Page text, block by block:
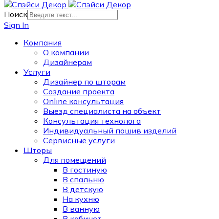
Поиск
Sign In
Компания
О компании
Дизайнерам
Услуги
Дизайнер по шторам
Создание проекта
Online консультация
Выезд специалиста на объект
Консультация технолога
Индивидуальный пошив изделий
Сервисные услуги
Шторы
Для помещений
В гостиную
В спальню
В детскую
На кухню
В ванную